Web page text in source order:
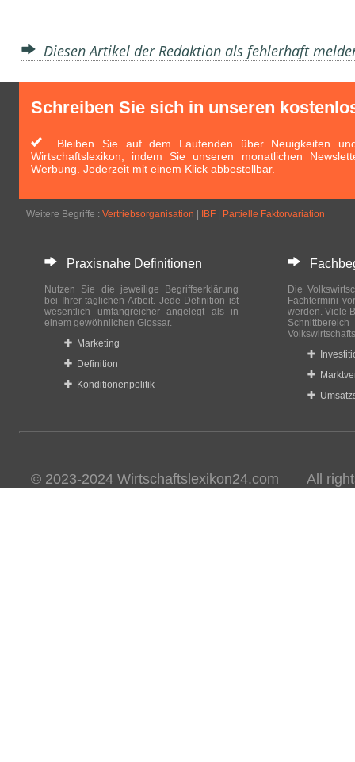
Diesen Artikel der Redaktion als fehlerhaft
Schreiben Sie sich in unseren
Bleiben Sie auf dem Laufenden über Neuigkeiten
Wirtschaftslexikon, indem Sie unseren monatlichen
Werbung. Jederzeit mit einem Klick abbestellbar.
Weitere Begriffe : Vertriebsorganisation IBF Partielle Faktorvariation
Praxisnahe Definitionen
Nutzen Sie die jeweilige Begriffserklärung
bei Ihrer täglichen Arbeit. Jede Definition ist
wesentlich umfangreicher angelegt als in
einem gewöhnlichen Glossar.
Marketing
Definition
Konditionenpolitik
Die
Fachtermini
werden. Viele
© 2023-2024 Wirtschaftslexikon24.com All